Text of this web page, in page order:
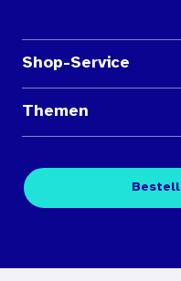
Shop-Service
Medienübersichten
Kontakt
Themen
Fachpublikationen
Digitales Archiv